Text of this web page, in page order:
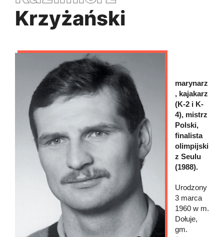
Krzyżański
marynarz
, kajakarz
(K-2 i K-
4), mistrz
Polski,
finalista
olimpijski
z Seulu
(1988).
Urodzony
3 marca
1960 w m.
Dołuje,
gm.